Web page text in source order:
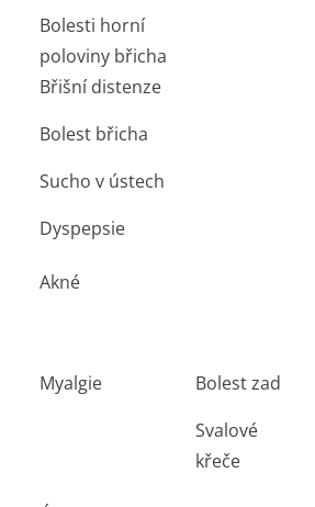
Bolesti horní
poloviny břicha
Břišní distenze
Bolest břicha
Sucho v ústech
Dyspepsie
Akné
Myalgie
Bolest zad
Svalové
křeče